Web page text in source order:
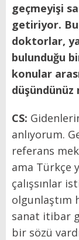
geçmeyişi
getiriyor.
doktorlar,
bulunduğu
konular
düşündünüz
CS:
anlıyorum.
referans
ama Türkçe
çalışsınlar
olgunlaştım
sanat itibar
bir sözü